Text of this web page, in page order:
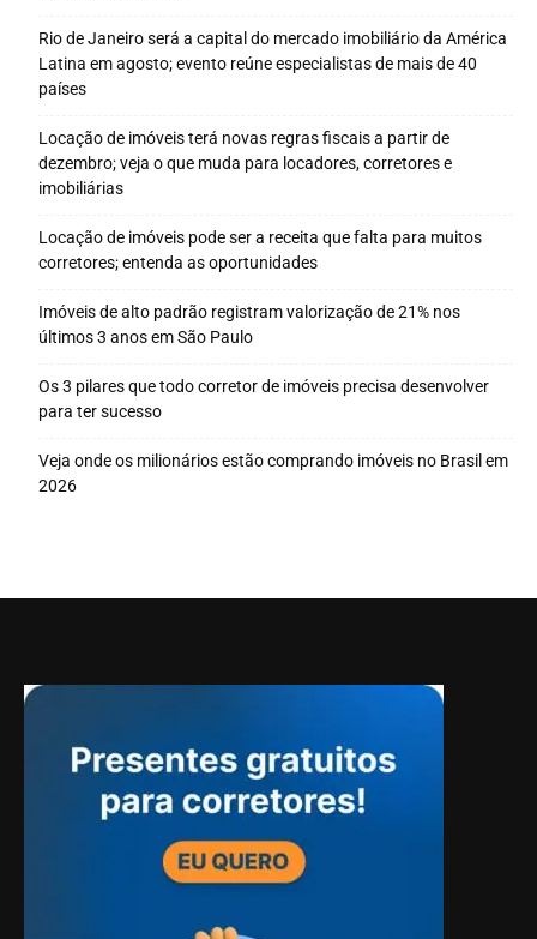
Rio de Janeiro será a capital do mercado imobiliário da América
Latina em agosto; evento reúne especialistas de mais de 40
países
Locação de imóveis terá novas regras fiscais a partir de
dezembro; veja o que muda para locadores, corretores e
imobiliárias
Locação de imóveis pode ser a receita que falta para muitos
corretores; entenda as oportunidades
Imóveis de alto padrão registram valorização de 21% nos
últimos 3 anos em São Paulo
Os 3 pilares que todo corretor de imóveis precisa desenvolver
para ter sucesso
Veja onde os milionários estão comprando imóveis no Brasil em
2026